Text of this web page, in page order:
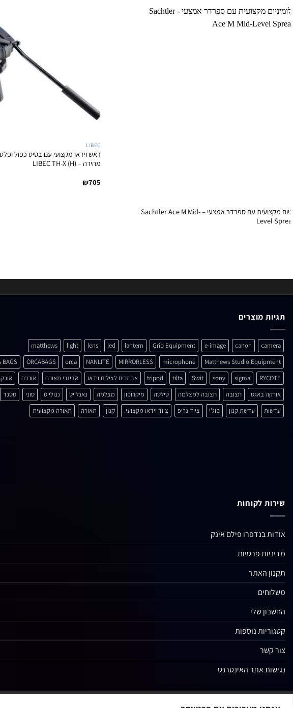
LIBEC
ראש וידאו מקצועי עם בסיס כפול
מהירה – (H) LIBEC TH-X
₪705
חצובת אלומיניום מקצועית עם ספרדר אמצעי – Sachtler Ace M Mid-
Level
תגיות מוצרים
camera
canon
e-image
Grip Equipment
lantern
led
lens
light
matthews
Matthews Studio Equipment
microphone
MIRRORLESS
NANLITE
orca
ORCABAGS
BAGS
RYCOTE
sigma
sony
Swit
tilta
tripod אביזרים לצילום וידאו אביזרי תאורה אורכה
אורקה באגס
חצובה חצובה למצלמה טילטה מיקרופון מצלמה נאנלייט ננולייט סוני סטנד
עדשות
עדשת קנון פוג'י ציוד גריפ ציוד וידאו מקצועי. קנון תאורה תאורה מקצועית
שירות לקוחות
אודות בנדפרו פילם אינק
מדיניות פרטיות
תקנון האתר
משלוחים
החשבון שלי
קטגוריות נוספות
צור קשר
נגישות אתר האינטרנט